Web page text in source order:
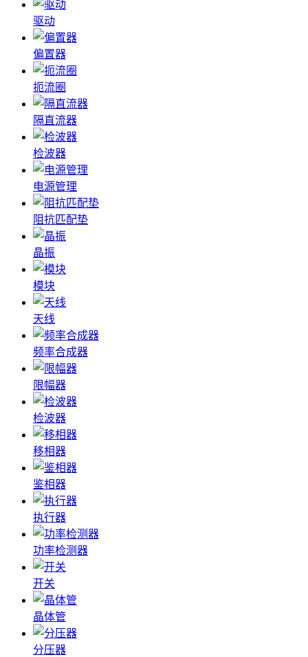
驱动
偏置器
扼流圈
隔直流器
检波器
电源管理
阻抗匹配垫
晶振
模块
天线
频率合成器
限幅器
检波器
移相器
鉴相器
执行器
功率检测器
开关
晶体管
分压器